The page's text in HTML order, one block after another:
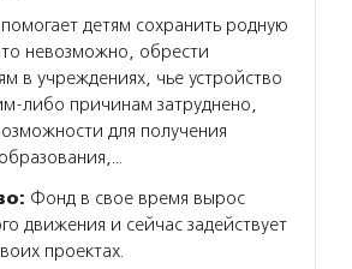
детям сохранить родную
невозможно, обрести
в учреждениях, чье устройство
либо причинам затруднено,
для получения
Фонд в свое время вырос
движения и сейчас задействует
проектах.